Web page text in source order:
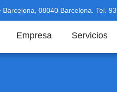
08040 Barcelona. Tel.
Empresa Servicios